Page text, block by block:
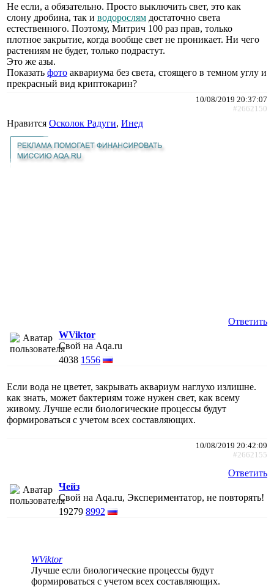
Не если, а обязательно. Просто выключить свет, это как
слону дробина, так и водорослям достаточно света
естественного. Поэтому, Митрич 100 раз прав, только
плотное закрытие, когда вообще свет не проникает. Ни чего
растениям не будет, только подрастут.
Это же азы.
Показать фото аквариума без света, стоящего в темном углу и
прекрасный вид криптокарин?
10/08/2019 20:37:07
#2662150
Нравится Осколок Радуги, Инед
Ответить
WViktor
Свой на Aqa.ru
4038 1556
Если вода не цветет, закрывать аквариум наглухо излишне.
как знать, может бактериям тоже нужен свет, как всему
живому. Лучше если биологические процессы будут
формироваться с учетом всех составляющих.
10/08/2019 20:42:09
#2662155
Ответить
Чейз
Свой на Aqa.ru, Экспериментатор, не повторять!
19279 8992
WViktor
Лучше если биологические процессы будут
формироваться с учетом всех составляющих.